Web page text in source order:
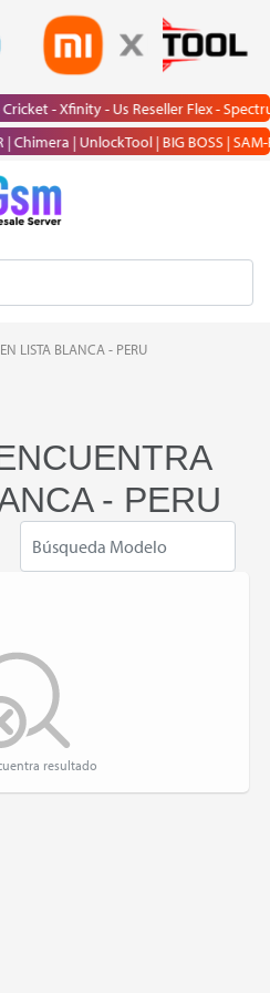
- Cricket - Xfinity - Us Reseller Flex -
| Chimera | UnlockTool | BIG BOSS
LISTA BLANCA - PERU
- PERU
resultado